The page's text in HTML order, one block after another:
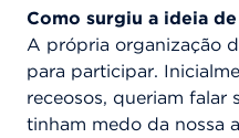
Como surgiu a ideia
A própria organização
para participar.
receosos, queriam falar
tinham medo da nossa